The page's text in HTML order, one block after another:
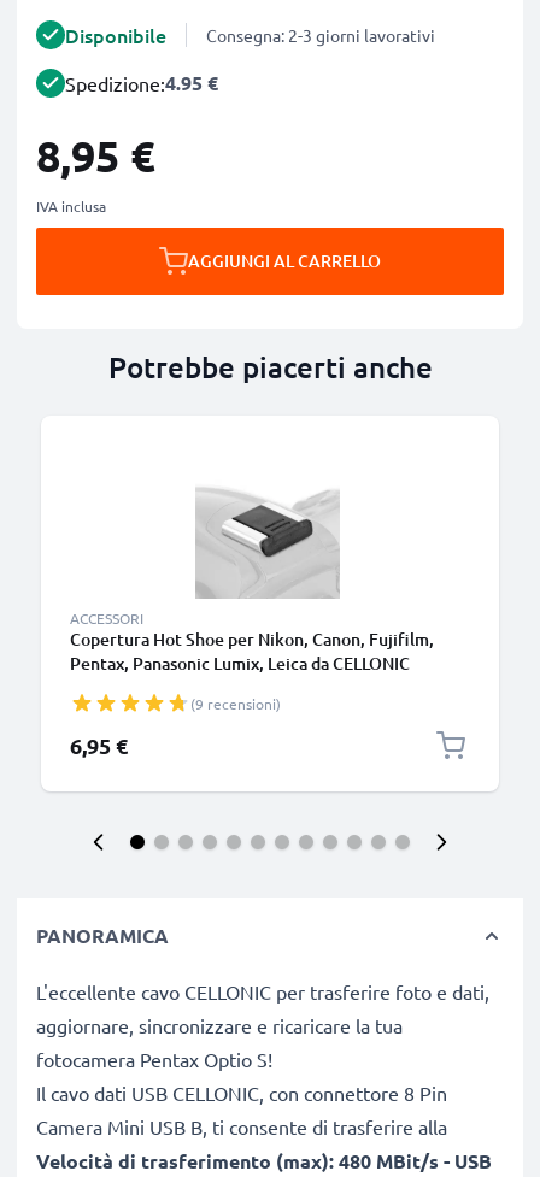
Disponibile Consegna: 2-3 giorni lavorativi
Spedizione:4.95 €
8,95 €
IVA inclusa
AGGIUNGI AL CARRELLO
Potrebbe piacerti anche
ACCESSORI
Copertura Hot Shoe per Nikon, Canon, Fujifilm,
Pentax, Panasonic Lumix, Leica da CELLONIC
(9 recensioni)
6,95 €
PANORAMICA
L'eccellente cavo CELLONIC per trasferire foto e dati,
aggiornare, sincronizzare e ricaricare la tua
fotocamera Pentax Optio S!
Il cavo dati USB CELLONIC, con connettore 8 Pin
Camera Mini USB B, ti consente di trasferire alla
Velocità di trasferimento (max): 480 MBit/s - USB